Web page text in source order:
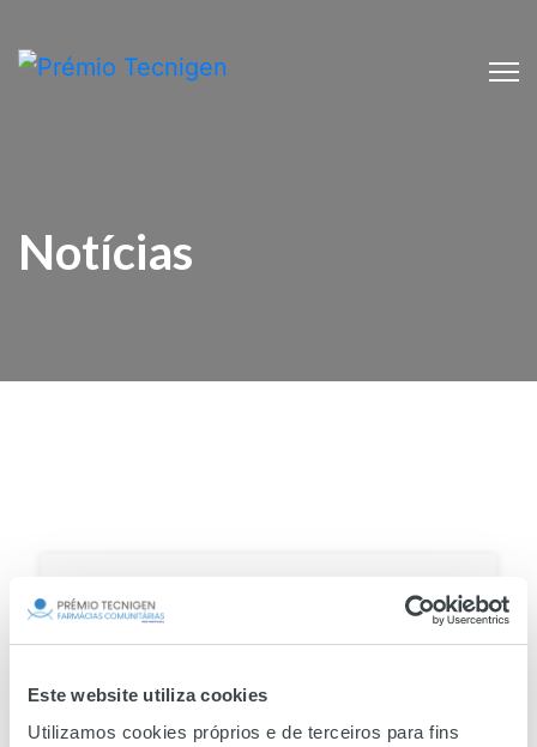
Este website utiliza cookies
Utilizamos cookies próprios e de terceiros para fins
Notícias
10 Fevereiro
Vencedores da 2ª edição do
Prémio...
Prémio Tecnigen Farmácias Comunitárias Este
ano, cerca de 40 projetos inovadores estiveram